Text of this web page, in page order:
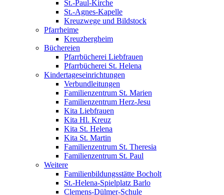
St.-Paul-Kirche
St.-Agnes-Kapelle
Kreuzwege und Bildstock
Pfarrheime
Kreuzbergheim
Büchereien
Pfarrbücherei Liebfrauen
Pfarrbücherei St. Helena
Kindertageseinrichtungen
Verbundleitungen
Familienzentrum St. Marien
Familienzentrum Herz-Jesu
Kita Liebfrauen
Kita Hl. Kreuz
Kita St. Helena
Kita St. Martin
Familienzentrum St. Theresia
Familienzentrum St. Paul
Weitere
Familienbildungsstätte Bocholt
St.-Helena-Spielplatz Barlo
Clemens-Dülmer-Schule